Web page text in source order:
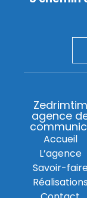
Zedrimtim
agence
Accueil
L’agence
Savoir-
Réalisations